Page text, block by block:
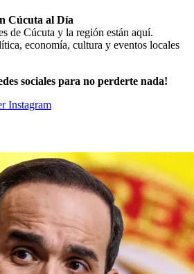
Cúcuta al Día
de Cúcuta y la región están aquí.
economía, cultura y eventos locales
sociales para no perderte nada!
Instagram